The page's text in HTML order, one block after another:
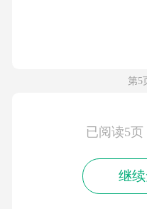
第5
已阅读5
继